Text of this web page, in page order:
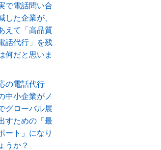
で電話問い合
した企業が、
えて「高品質
話代行」を残
何だと思いま
の電話代行
中小企業がノ
グローバル展
すための「最
ート」になり
うか？